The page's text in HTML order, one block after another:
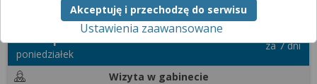
Zarezerwuj wizytę prywatną
17 sierpnia 2026
poniedziałek
za 7 dni
Wizyta w gabinecie
obsługi dodatkowych funkcjonalności
usprawniających działanie naszego serwisu,
analizy tego, w jaki sposób korzystasz z naszej
strony,
marketingu bezpośredniego i wyświetlania reklam, w
Akceptuję i przechodzę do serwisu
Ustawienia zaawansowane